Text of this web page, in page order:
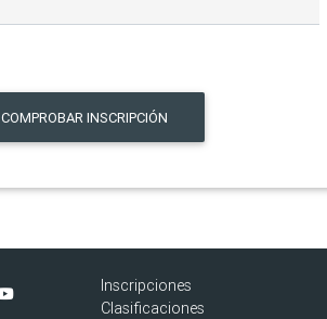
COMPROBAR INSCRIPCIÓN
Inscripciones
Clasificaciones